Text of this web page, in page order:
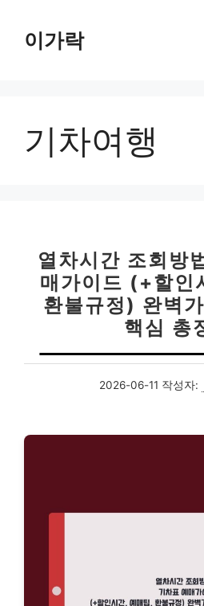
이가락
기차여행
열차시간 조회방
매가이드 (+할인
환불규정) 완벽
핵심 총
2026-06-11 작성자: